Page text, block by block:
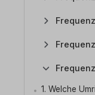
1. Welche